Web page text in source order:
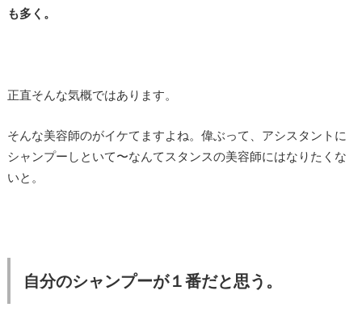
も多く。
正直そんな気概ではあります。
そんな美容師のがイケてますよね。偉ぶって、アシスタントに
シャンプーしといて〜なんてスタンスの美容師にはなりたくな
いと。
自分のシャンプーが１番だと思う。